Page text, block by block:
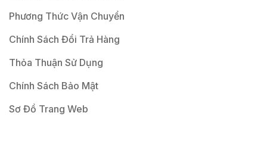
Phương Thức Vận Chuyển
Chính Sách Đổi Trả Hàng
Thỏa Thuận Sử Dụng
Chính Sách Bảo Mật
Sơ Đồ Trang Web